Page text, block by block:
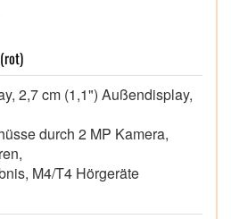
2,7 cm (1,1") Außendisplay,
durch 2 MP Kamera,
M4/T4 Hörgeräte